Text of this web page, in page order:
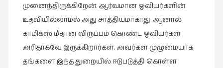
முனைந்திருக்கிறேன். ஆர்வமான ஒவியர்களின்
உதவியில்லாமல் அது சாத்தியமாகாது. ஆனால்
காமிக்ஸ் மீதான விருப்பம் கொண்ட ஒவியர்கள்
அரிதாகவே இருக்கிறார்கள். அவர்கள் முழுமையாக
தங்களை இந்த துறையில் ஈடுபடுத்தி கொள்ள